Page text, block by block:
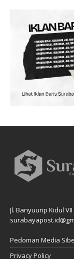
Jl. Banyuurip Kidul
Pedoman Media
Privacy Policy